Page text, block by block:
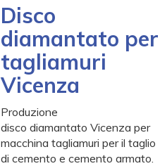
Disco
diamantato per
tagliamuri
Vicenza
Produzione
disco diamantato Vicenza per
macchina tagliamuri per il taglio
di cemento e cemento armato.